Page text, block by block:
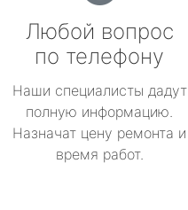
Любой вопрос
по телефону
Наши специалисты дадут
полную информацию.
Назначат цену ремонта и
время работ.